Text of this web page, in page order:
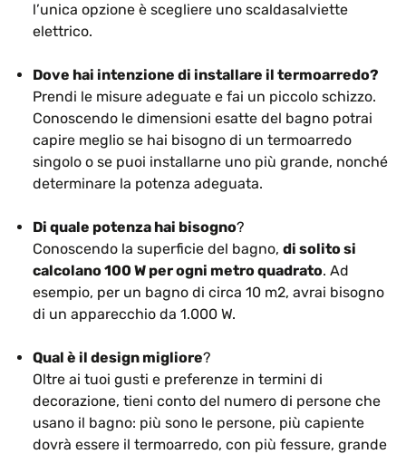
l’unica opzione è scegliere uno scaldasalviette
elettrico.
Dove hai intenzione di installare il termoarredo?
Prendi le misure adeguate e fai un piccolo schizzo.
Conoscendo le dimensioni esatte del bagno potrai
capire meglio se hai bisogno di un termoarredo
singolo o se puoi installarne uno più grande, nonché
determinare la potenza adeguata.
Di quale potenza hai bisogno?
Conoscendo la superficie del bagno, di solito si
calcolano 100 W per ogni metro quadrato. Ad
esempio, per un bagno di circa 10 m2, avrai bisogno
di un apparecchio da 1.000 W.
Qual è il design migliore?
Oltre ai tuoi gusti e preferenze in termini di
decorazione, tieni conto del numero di persone che
usano il bagno: più sono le persone, più capiente
dovrà essere il termoarredo, con più fessure, grande